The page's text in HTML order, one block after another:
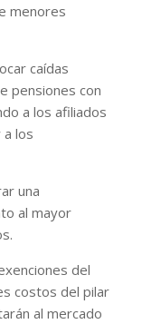
menores
caídas
pensiones con
a los afiliados
los
una
al mayor
del
costos del pilar
al mercado